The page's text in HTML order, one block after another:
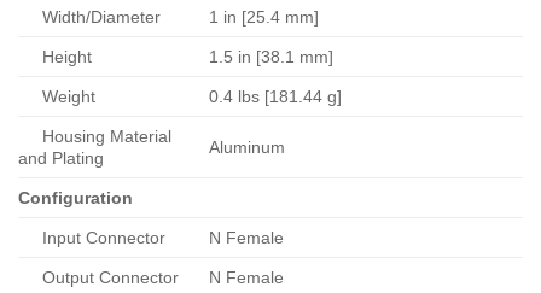
Width/Diameter 1 in [25.4 mm]
Height 1.5 in [38.1 mm]
Weight 0.4 lbs [181.44 g]
Housing Material
and Plating
Aluminum
Configuration
Input Connector N Female
Output Connector N Female